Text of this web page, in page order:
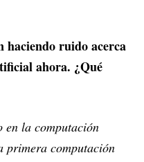
haciendo ruido acerca
ahora. ¿Qué
en la computación
primera computación